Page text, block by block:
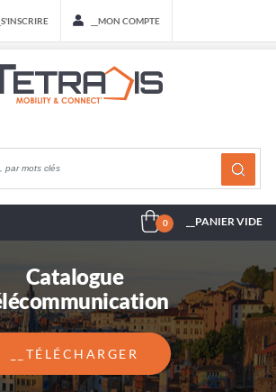
__S'INSCRIRE __MON COMPTE
0 __PANIER VIDE
Catalogue
__TÉLÉCHARGER